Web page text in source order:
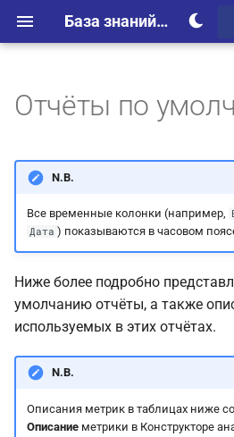
База знаний Webim
Отчёт по категориям
Выгрузка в Excel:
категории
Отчёт по каналам
Отчёт по отделам
Отчёт по датам
Отчёт по часам
Отчёт по операторам
Отчёты по
N.B.
Все временные колонки (например,
Дата ) показываются в часовом
Ниже более подробно
умолчанию отчёты, а также
используемых в этих отчётах.
N.B.
Описания метрик в таблицах ниже
Описаниеметрики в Конструкторе